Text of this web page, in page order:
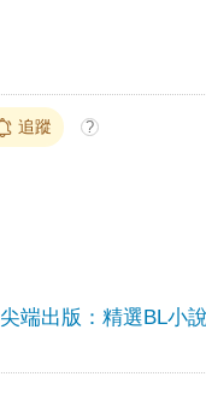
追蹤 ?
尖端出版：精選BL小說